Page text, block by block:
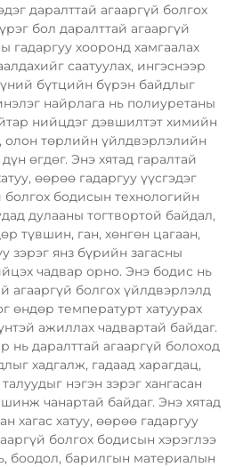
даралттай агааргүй болгох
бол даралттай агааргүй
гадаргуу хооронд хамгаалах
саатуулах, ингэснээр
бүтцийн бүрэн байдлыг
найрлага нь полиуретаны
нийцдэг дэвшилтэт химийн
олон төрлийн үйлдвэрлэлийн
өгдөг. Энэ хятад гаралтай
өөрөө гадаргуу үүсгэдэг
болгох бодисын технологийн
дулааны тогтвортой байдал,
түвшин, ган, хөнгөн цагаан,
зэрэг янз бүрийн загасны
чадвар орно. Энэ бодис нь
агааргүй болгох үйлдвэрлэлд
өндөр температурт хатуурах
ажиллах чадвартай байдаг.
нь даралттай агааргүй болоход
хадгалж, гадаад харагдац,
нэгэн зэрэг хангасан
чанартай байдаг. Энэ хятад
хагас хатуу, өөрөө гадаргуу
болгох бодисын хэрэглээ
боодол, барилгын материалын